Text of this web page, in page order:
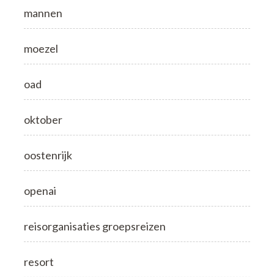
mannen
moezel
oad
oktober
oostenrijk
openai
reisorganisaties groepsreizen
resort